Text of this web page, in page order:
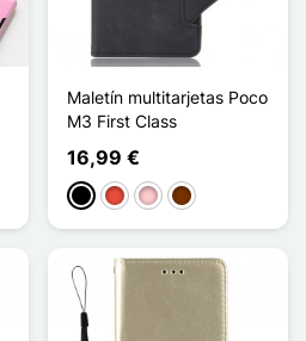
Maletín multitarjetas Poco
M3 First Class
16,99 €
NegroRojoRosaCafé